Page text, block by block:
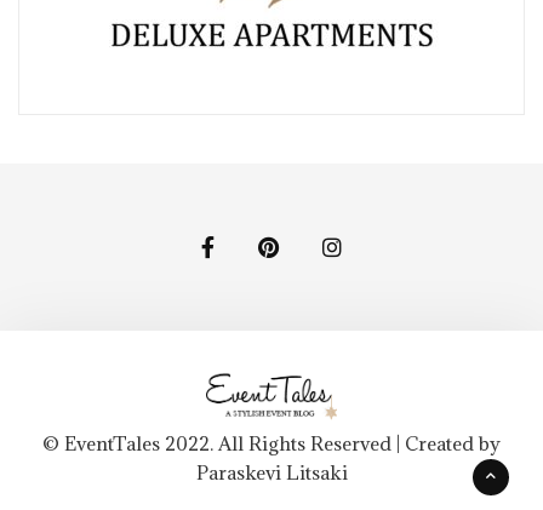
© EventTales 2022. All Rights Reserved | Created by
Paraskevi Litsaki